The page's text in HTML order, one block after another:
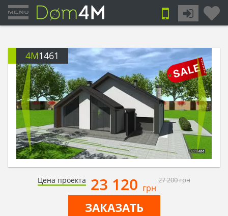
4M1461
Цена проекта 23 120 грн
27 200грн
ЗАКАЗАТЬ